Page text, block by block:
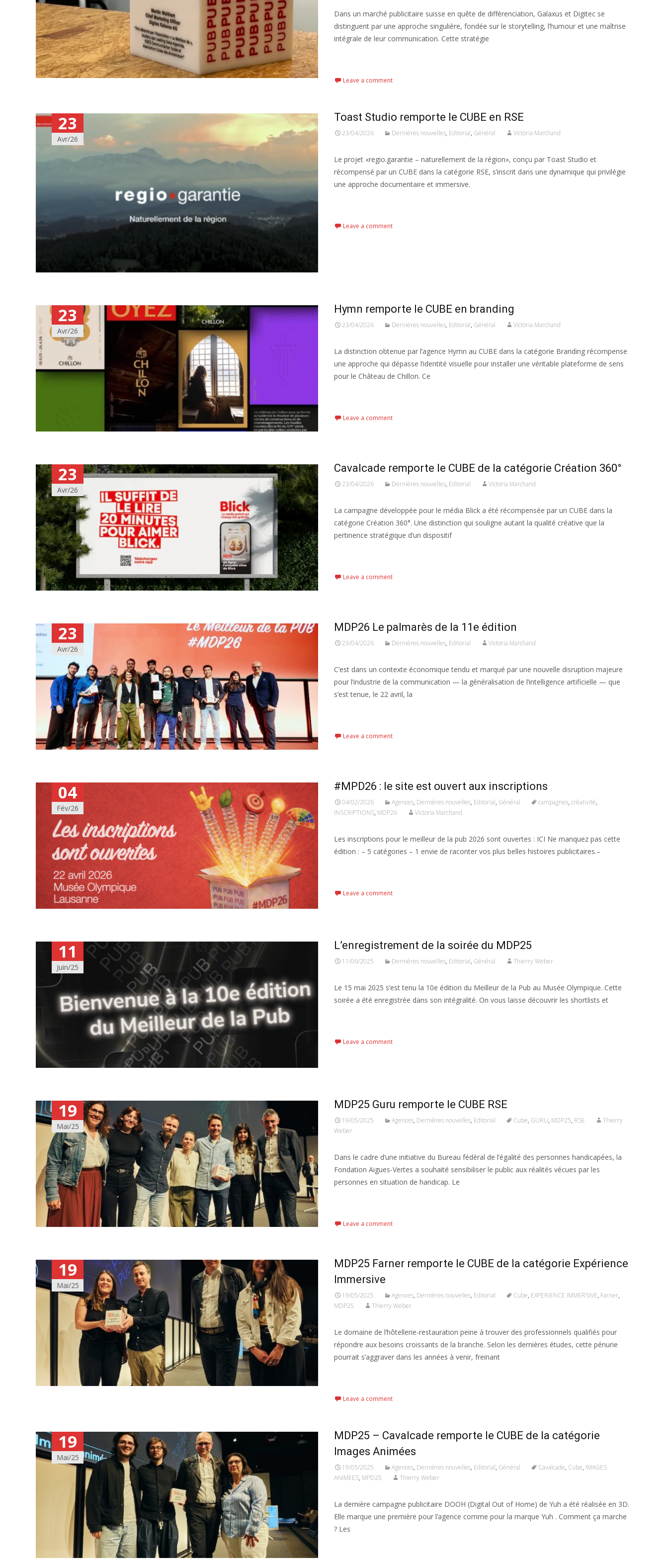
Dans un marché publicitaire suisse en quête de différenciation, Galaxus et Digitec se
distinguent par une approche singulière, fondée sur le storytelling, l’humour et une maîtrise
intégrale de leur communication. Cette stratégie
Leave a comment
23
Avr/26
Toast Studio remporte le CUBE en RSE
23/04/2026 Dernières nouvelles, Editorial, Général Victoria Marchand
Le projet «regio.garantie – naturellement de la région», conçu par Toast Studio et
récompensé par un CUBE dans la catégorie RSE, s’inscrit dans une dynamique qui privilégie
une approche documentaire et immersive.
Leave a comment
23
Avr/26
Hymn remporte le CUBE en branding
23/04/2026 Dernières nouvelles, Editorial, Général Victoria Marchand
La distinction obtenue par l’agence Hymn au CUBE dans la catégorie Branding récompense
une approche qui dépasse l’identité visuelle pour installer une véritable plateforme de sens
pour le Château de Chillon. Ce
Leave a comment
23
Avr/26
Cavalcade remporte le CUBE de la catégorie Création 360°
23/04/2026 Dernières nouvelles, Editorial Victoria Marchand
La campagne développée pour le média Blick a été récompensée par un CUBE dans la
catégorie Création 360°. Une distinction qui souligne autant la qualité créative que la
pertinence stratégique d’un dispositif
Leave a comment
23
Avr/26
MDP26 Le palmarès de la 11e édition
23/04/2026 Dernières nouvelles, Editorial Victoria Marchand
C’est dans un contexte économique tendu et marqué par une nouvelle disruption majeure
pour l’industrie de la communication — la généralisation de l’intelligence artificielle — que
s’est tenue, le 22 avril, la
Leave a comment
04
Fév/26
#MPD26 : le site est ouvert aux inscriptions
04/02/2026 Agences, Dernières nouvelles, Editorial, Général campagnes, créativité,
INSCRIPTIONS, MDP26 Victoria Marchand
Les inscriptions pour le meilleur de la pub 2026 sont ouvertes : ICI Ne manquez pas cette
édition : – 5 catégories – 1 envie de raconter vos plus belles histoires publicitaires.–
Leave a comment
11
Juin/25
L’enregistrement de la soirée du MDP25
11/06/2025 Dernières nouvelles, Editorial, Général Thierry Weber
Le 15 mai 2025 s’est tenu la 10e édition du Meilleur de la Pub au Musée Olympique. Cette
soirée a été enregistrée dans son intégralité. On vous laisse découvrir les shortlists et
Leave a comment
19
Mai/25
MDP25 Guru remporte le CUBE RSE
19/05/2025 Agences, Dernières nouvelles, Editorial Cube, GURU, MDP25, RSE
Thierry
Weber
Dans le cadre d’une initiative du Bureau fédéral de l’égalité des personnes handicapées, la
Fondation Aigues-Vertes a souhaité sensibiliser le public aux réalités vécues par les
personnes en situation de handicap. Le
Leave a comment
19
Mai/25
MDP25 Farner remporte le CUBE de la catégorie Expérience
Immersive
19/05/2025 Agences, Dernières nouvelles, Editorial Cube, EXPERIENCE IMMERSIVE, Farner,
MDP25
Thierry Weber
Le domaine de l’hôtellerie-restauration peine à trouver des professionnels qualifiés pour
répondre aux besoins croissants de la branche. Selon les dernières études, cette pénurie
pourrait s’aggraver dans les années à venir, freinant
Leave a comment
19
Mai/25
MDP25 – Cavalcade remporte le CUBE de la catégorie
Images Animées
19/05/2025 Agences, Dernières nouvelles, Editorial, Général Cavalcade, Cube, IMAGES
ANIMEES, MPD25 Thierry Weber
La dernière campagne publicitaire DOOH (Digital Out of Home) de Yuh a été réalisée en 3D.
Elle marque une première pour l’agence comme pour la marque Yuh . Comment ça marche
? Les